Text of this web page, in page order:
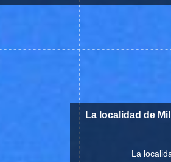
La localidad de
La